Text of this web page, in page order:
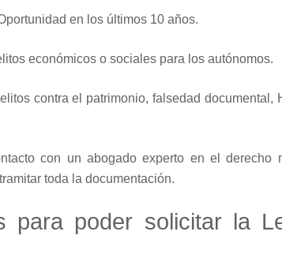
en los últimos 10 años.
económicos o sociales para los autónomos.
contra el patrimonio, falsedad documental,
con un abogado experto en el derecho
toda la documentación.
para poder solicitar la